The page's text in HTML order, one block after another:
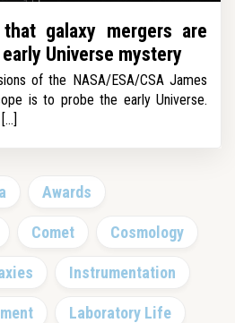
galaxy mergers are
Universe mystery
of the NASA/ESA/CSA James
is to probe the early Universe.
Awards
Comet Cosmology
Instrumentation
Laboratory Life